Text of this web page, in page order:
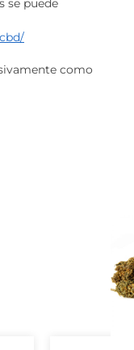
se puede
como